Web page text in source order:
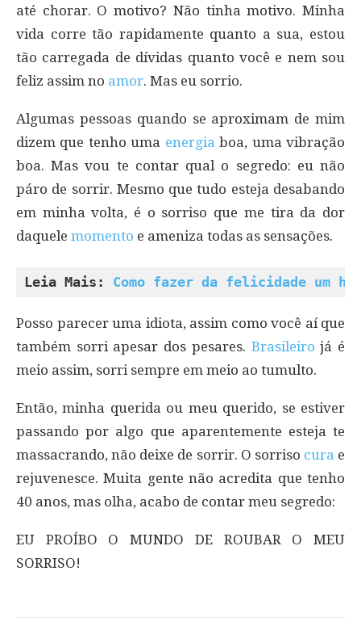
até chorar. O motivo? Não tinha motivo. Minha
vida corre tão rapidamente quanto a sua, estou
tão carregada de dívidas quanto você e nem sou
feliz assim no amor. Mas eu sorrio.
Algumas pessoas quando se aproximam de mim
dizem que tenho uma energia boa, uma vibração
boa. Mas vou te contar qual o segredo: eu não
páro de sorrir. Mesmo que tudo esteja desabando
em minha volta, é o sorriso que me tira da dor
daquele momento e ameniza todas as sensações.
Leia Mais: Como fazer da felicidade um
Posso parecer uma idiota, assim como você aí que
também sorri apesar dos pesares. Brasileiro já é
meio assim, sorri sempre em meio ao tumulto.
Então, minha querida ou meu querido, se estiver
passando por algo que aparentemente esteja te
massacrando, não deixe de sorrir. O sorriso cura e
rejuvenesce. Muita gente não acredita que tenho
40 anos, mas olha, acabo de contar meu segredo:
EU PROÍBO O MUNDO DE ROUBAR O MEU
SORRISO!